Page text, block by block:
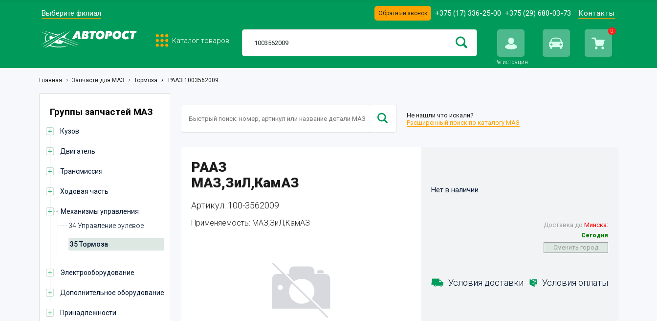
Выберите филиал Обратный звонок +375 (17) 336-25-00 +375 (29) 680-03-73 Контакты
Каталог товаров
Регистрация
0
Главная Запчасти для МАЗ Тормоза РААЗ 1003562009
Группы запчастей МАЗ
Кузов
Двигатель
Трансмиссия
Ходовая часть
Механизмы управления
34 Управление рулевое
35 Тормоза
Электрооборудование
Дополнительное оборудование
Принадлежности
Не нашли что искали?
Расширенный поиск по каталогу МАЗ
РААЗ
МАЗ,ЗиЛ,КамАЗ
Артикул: 100-3562009
Применяемость: МАЗ,ЗиЛ,КамАЗ Доставка до Минска:
Сегодня
Сменить город
Нет в наличии
Условия доставки Условия оплаты